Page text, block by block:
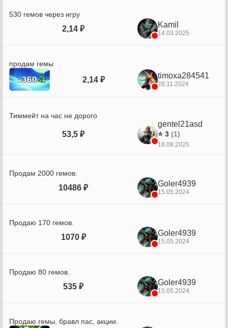
530 гемов через игру
2,14 ₽ Kamil
14.03.2025
продам гемы
2,14 ₽ timoxa284541
28.11.2024
Тиммейт на час не дорого
53,5 ₽
gentel21asd
⭐ 3 (1)
18.08.2025
Продам 2000 гемов.
10486 ₽ Goler4939
15.05.2024
Продаю 170 гемов.
1070 ₽ Goler4939
15.05.2024
Продаю 80 гемов.
535 ₽ Goler4939
15.05.2024
Продаю гемы, бравл пас, акции.